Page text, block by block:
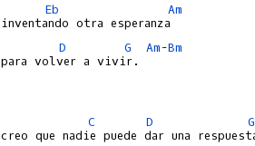
Eb
Am
D
G Am-Bm
para volver a vivir.
C D G